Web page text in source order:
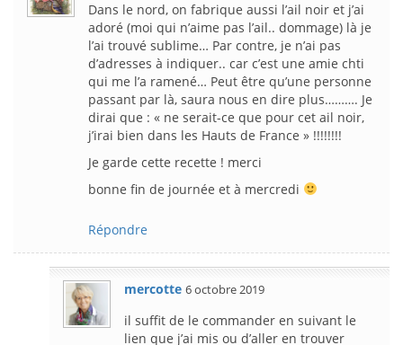
Dans le nord, on fabrique aussi l’ail noir et j’ai
adoré (moi qui n’aime pas l’ail.. dommage) là je
l’ai trouvé sublime… Par contre, je n’ai pas
d’adresses à indiquer.. car c’est une amie chti
qui me l’a ramené… Peut être qu’une personne
passant par là, saura nous en dire plus………. Je
dirai que : « ne serait-ce que pour cet ail noir,
j’irai bien dans les Hauts de France » !!!!!!!!
Je garde cette recette ! merci
bonne fin de journée et à mercredi
Répondre
mercotte 6 octobre 2019
il suffit de le commander en suivant le
lien que j’ai mis ou d’aller en trouver